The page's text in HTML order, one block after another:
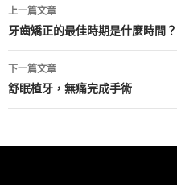
文
章
導
列
上一篇文章
牙齒矯正的最佳時期是什麼時間？
下一篇文章
舒眠植牙，無痛完成手術